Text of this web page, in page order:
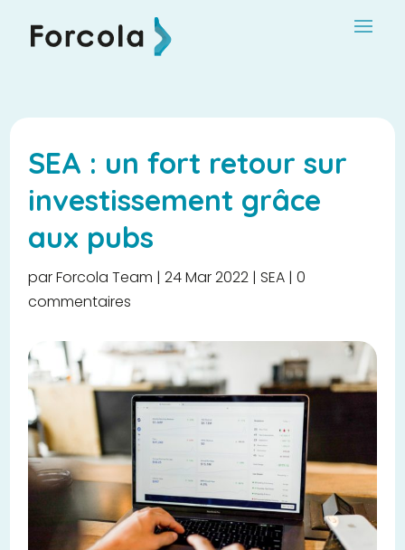
SEA : un fort retour sur
investissement grâce
aux pubs
parForcola Team |24 Mar 2022 |SEA |0
commentaires